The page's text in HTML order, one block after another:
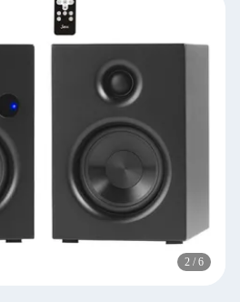
2 / 6